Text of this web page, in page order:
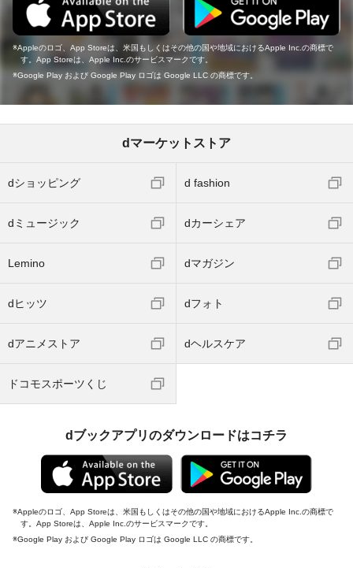
Appleのロゴ、App Storeは、米国もしくはその他の国や地域におけるApple Inc.の商標で
す。App Storeは、Apple Inc.のサービスマークです。
Google Play および Google Play ロゴは Google LLC の商標です。
dマーケットストア
dショッピング d fashion
dミュージック dカーシェア
Lemino dマガジン
dヒッツ dフォト
dアニメストア dヘルスケア
ドコモスポーツくじ
dブックアプリのダウンロードはコチラ
Appleのロゴ、App Storeは、米国もしくはその他の国や地域におけるApple Inc.の商標で
す。App Storeは、Apple Inc.のサービスマークです。
Google Play および Google Play ロゴは Google LLC の商標です。